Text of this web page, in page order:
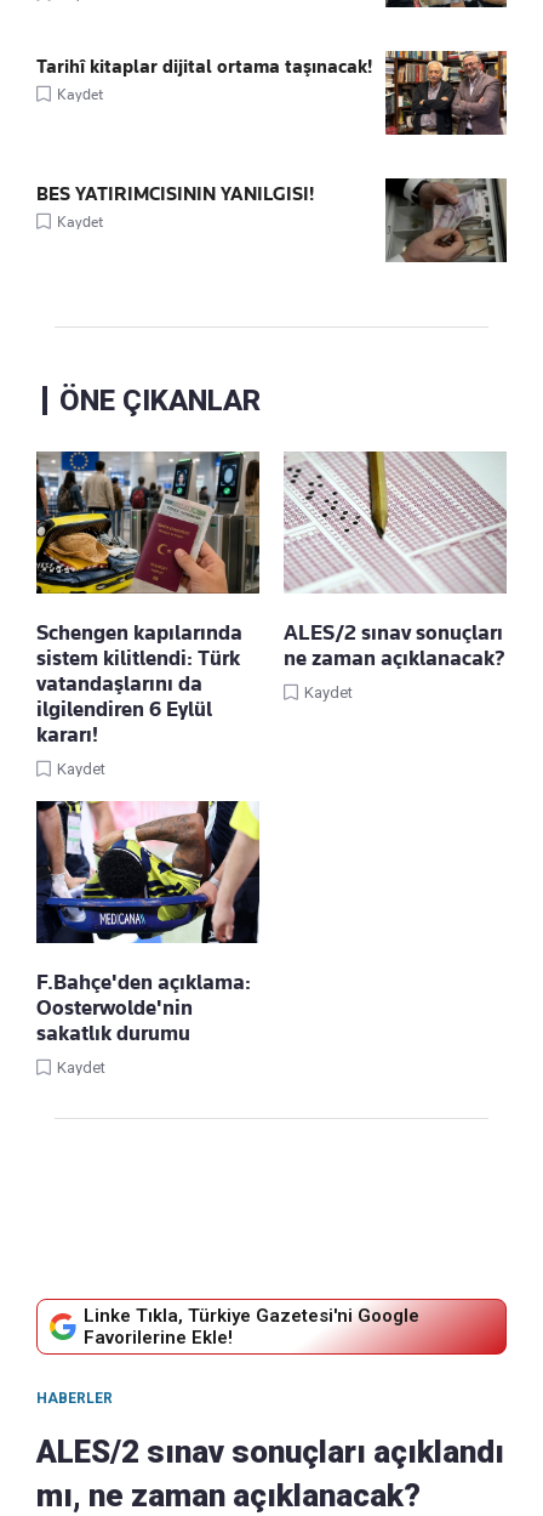
Tarihî kitaplar dijital ortama taşınacak!
Kaydet
BES YATIRIMCISININ YANILGISI!
Kaydet
ÖNE ÇIKANLAR
Schengen kapılarında
sistem kilitlendi: Türk
vatandaşlarını da
ilgilendiren 6 Eylül
kararı!
Kaydet
ALES/2 sınav sonuçları
ne zaman açıklanacak?
Kaydet
F.Bahçe'den açıklama:
Oosterwolde'nin
sakatlık durumu
Kaydet
Linke Tıkla, Türkiye Gazetesi'ni Google
Favorilerine Ekle!
HABERLER
ALES/2 sınav sonuçları açıklandı
mı, ne zaman açıklanacak?